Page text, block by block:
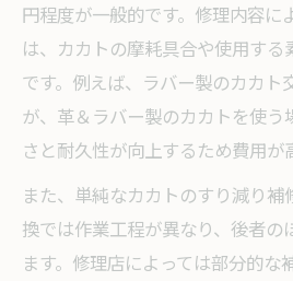
円程度が一般的です。修理内容に
は、カカトの摩耗具合や使用する
です。例えば、ラバー製のカカト
が、革＆ラバー製のカカトを使う
さと耐久性が向上するため費用が
また、単純なカカトのすり減り
換では作業工程が異なり、後者の
ます。修理店によっては部分的な